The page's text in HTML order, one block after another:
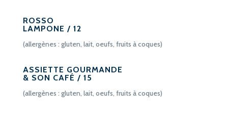
ROSSO
LAMPONE / 12
(allergènes : gluten, lait, oeufs, fruits à coques)
ASSIETTE GOURMANDE
& SON CAFÉ / 15
(allergènes : gluten, lait, oeufs, fruits à coques)